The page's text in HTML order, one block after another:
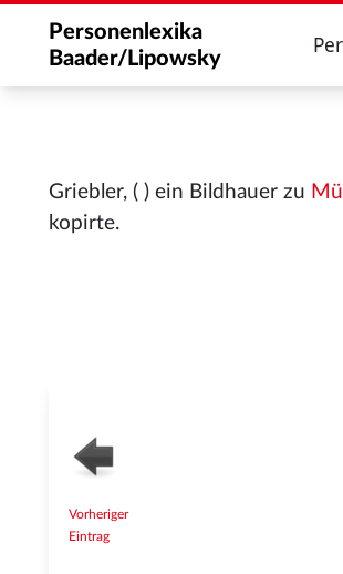
Personenlexika
Baader/Lipowsky
Griebler, ( ) ein Bildhauer zu
kopirte.
Vorheriger
Eintrag